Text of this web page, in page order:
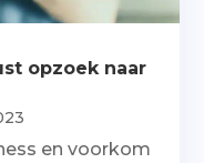
opzoek naar
en voorkom